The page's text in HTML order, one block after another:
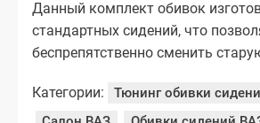
Данный комплект обивок
стандартных сидений, что
беспрепятственно сменить
Категории:
Тюнинг обивки